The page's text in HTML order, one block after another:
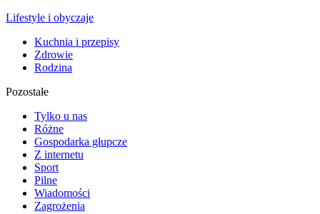
Lifestyle i obyczaje
Kuchnia i przepisy
Zdrowie
Rodzina
Pozostałe
Tylko u nas
Różne
Gospodarka głupcze
Z internetu
Sport
Pilne
Wiadomości
Zagrożenia